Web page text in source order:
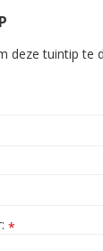
deze tuintip te
*